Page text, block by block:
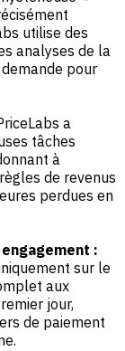
utilise des
analyses de la
pour
a
tâches
à
de revenus
perdues en
:
sur le
aux
jour,
de paiement